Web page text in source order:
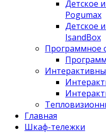
Детское
Pogumax
Детское
IsandBox
Программное
Главная
Шкаф-тележки